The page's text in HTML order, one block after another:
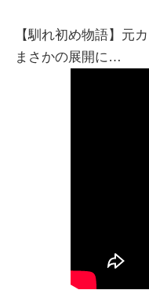
【馴れ初め物語】元
まさかの展開に…